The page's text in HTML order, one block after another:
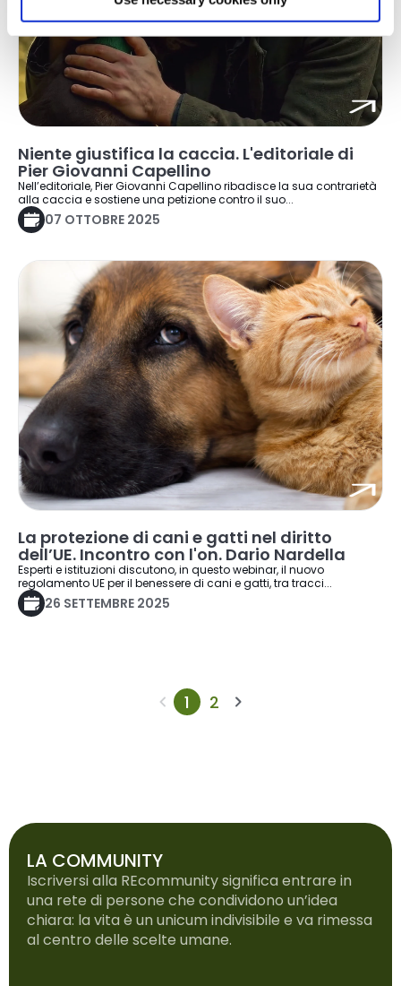
Niente giustifica la caccia. L'editoriale di
Pier Giovanni Capellino
Nell’editoriale, Pier Giovanni Capellino ribadisce la sua contrarietà
alla caccia e sostiene una petizione contro il suo...
07 OTTOBRE 2025
La protezione di cani e gatti nel diritto
dell’UE. Incontro con l'on. Dario Nardella
Esperti e istituzioni discutono, in questo webinar, il nuovo
regolamento UE per il benessere di cani e gatti, tra tracci...
26 SETTEMBRE 2025
1 2
LA COMMUNITY
Iscriversi alla REcommunity significa entrare in
una rete di persone che condividono un’idea
chiara: la vita è un unicum indivisibile e va rimessa
al centro delle scelte umane.